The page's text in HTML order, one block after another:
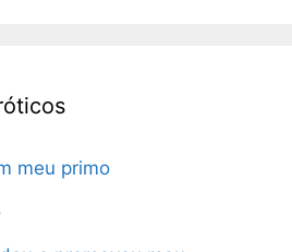
meu primo